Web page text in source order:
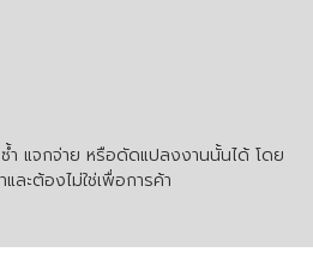
ำ แจกจ่าย หรือดัดแปลงงานนั้นได้ โดย
ละต้องไม่ใช่เพื่อการค้า